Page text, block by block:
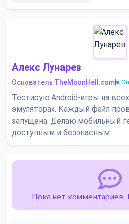
Алекс Лунарев
Основатель TheMoonHell.com|
Тестирую Android-игры на
эмуляторах. Каждый файл
запущена. Делаю мобильный
доступным и безопасным.
Пока нет